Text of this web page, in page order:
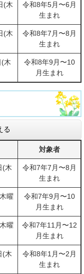
(木
令和8年5月〜6月
生まれ
(木
令和8年7月〜8月
生まれ
木
令和8年9月〜10
月生まれ
る
対象者
(木
令和7年7月〜8月
生まれ
曜
令和7年9月〜10
月生まれ
曜
令和7年11月〜12
月生まれ
(木
令和8年1月〜2月
生まれ